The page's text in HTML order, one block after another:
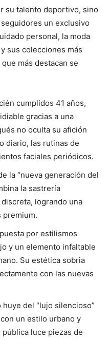
su talento deportivo, sino
un exclusivo
personal, la moda
sus colecciones más
más destacan se
cumplidos 41 años,
gracias a una
no oculta su afición
diario, las rutinas de
faciales periódicos.
la “nueva generación del
la sastrería
logrando una
premium.
por estilismos
y un elemento infaltable
Su estética sobria
con las nuevas
del “lujo silencioso”
un estilo urbano y
pública luce piezas de